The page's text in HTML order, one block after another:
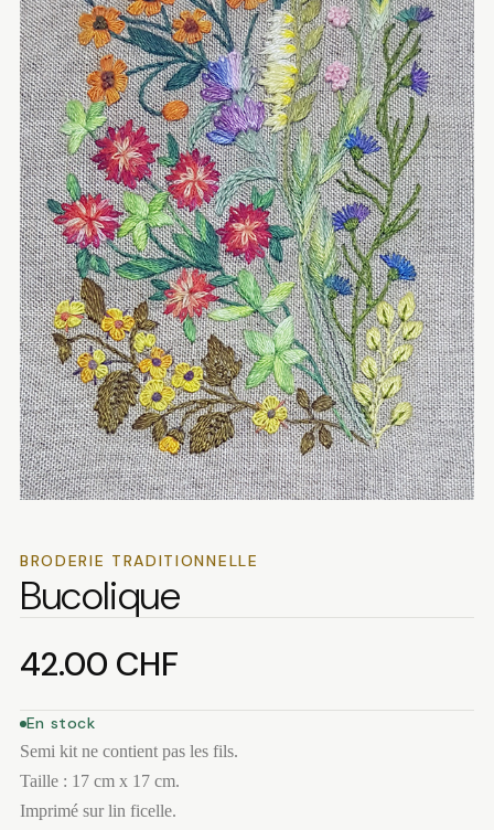
BRODERIE TRADITIONNELLE
Bucolique
42.00 CHF
En stock
Semi kit ne contient pas les fils.
Taille : 17 cm x 17 cm.
Imprimé sur lin ficelle.